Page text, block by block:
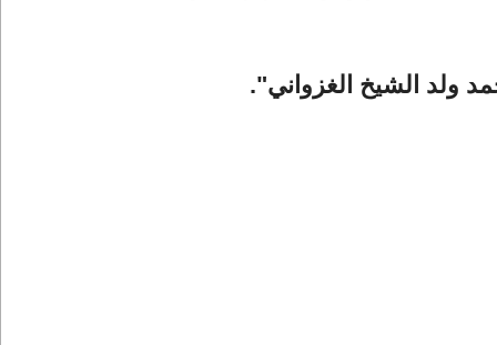
ولد الشيخ الغزواني".